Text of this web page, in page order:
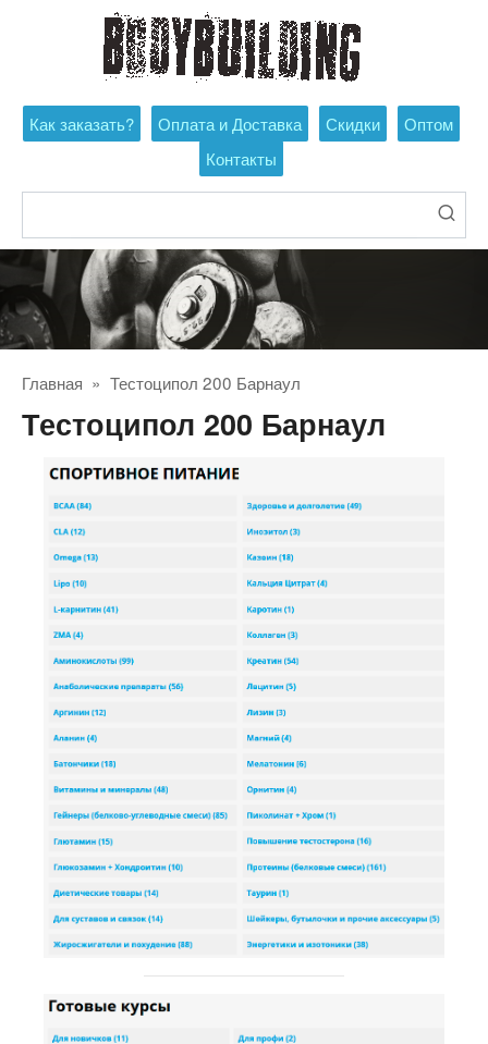
Как заказать? Оплата и Доставка Скидки
Оптом
Контакты
Главная » Тестоципол 200 Барнаул
Тестоципол 200 Барнаул